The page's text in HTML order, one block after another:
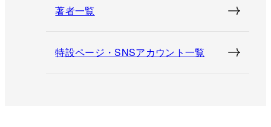
著者一覧
特設ページ・SNSアカウント一覧